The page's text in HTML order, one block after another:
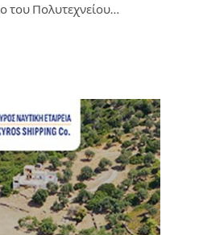
του Πολυτεχνείου…